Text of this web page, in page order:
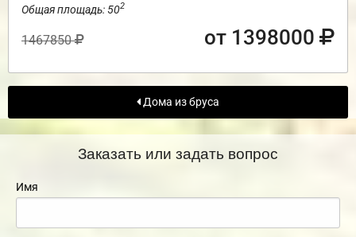
Общая площадь: 502
1467850 от 1398000
Дома из бруса
Заказать или задать вопрос
Имя